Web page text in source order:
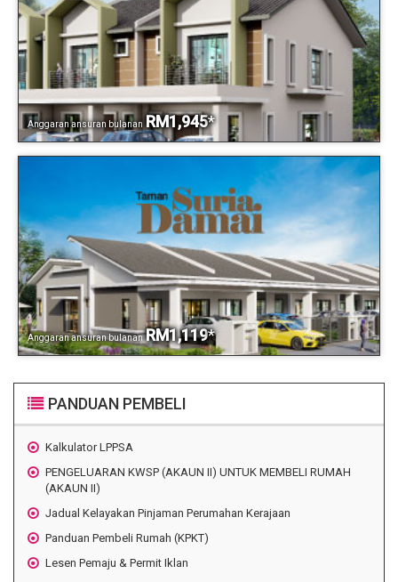
Anggaran ansuran bulanan RM1,945*
Anggaran ansuran bulanan RM1,119*
PANDUAN PEMBELI
Kalkulator LPPSA
PENGELUARAN KWSP (AKAUN II) UNTUK MEMBELI RUMAH
(AKAUN II)
Jadual Kelayakan Pinjaman Perumahan Kerajaan
Panduan Pembeli Rumah (KPKT)
Lesen Pemaju & Permit Iklan